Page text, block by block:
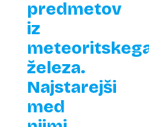
predmetov
iz
železa.
Najstarejši
med